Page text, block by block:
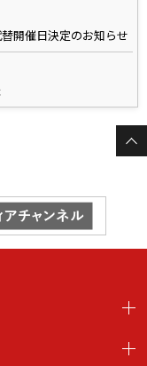
開催日決定のお知らせ